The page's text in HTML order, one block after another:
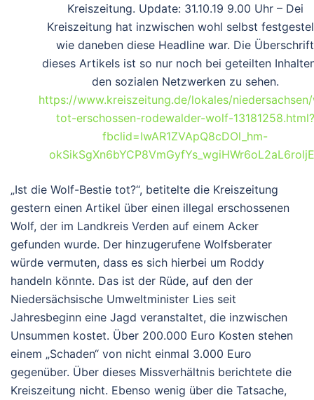
Kreiszeitung. Update: 31.10.19 9.00 Uhr – Dei
Kreiszeitung hat inzwischen wohl selbst
wie daneben diese Headline war. Die Überschrift
dieses Artikels ist so nur noch bei geteilten
den sozialen Netzwerken zu sehen.
https://www.kreiszeitung.de/lokales/
tot-erschossen-rodewalder-wolf-13181258.html?
fbclid=IwAR1ZVApQ8cDOl_hm-
„Ist die Wolf-Bestie tot?“, betitelte die Kreiszeitung
gestern einen Artikel über einen illegal erschossenen
Wolf, der im Landkreis Verden auf einem Acker
gefunden wurde. Der hinzugerufene Wolfsberater
würde vermuten, dass es sich hierbei um Roddy
handeln könnte. Das ist der Rüde, auf den der
Niedersächsische Umweltminister Lies seit
Jahresbeginn eine Jagd veranstaltet, die inzwischen
Unsummen kostet. Über 200.000 Euro Kosten stehen
einem „Schaden“ von nicht einmal 3.000 Euro
gegenüber. Über dieses Missverhältnis berichtete die
Kreiszeitung nicht. Ebenso wenig über die Tatsache,